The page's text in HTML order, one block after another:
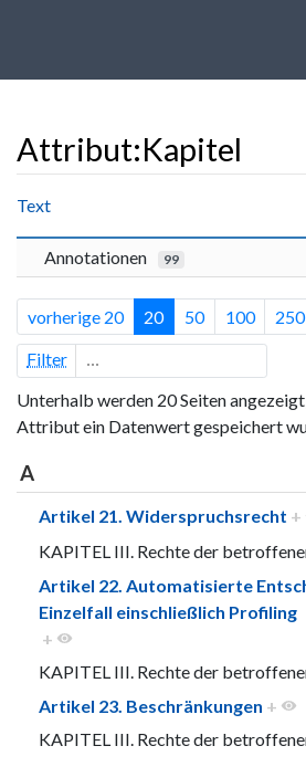
Attribut:Kapitel
Wechseln zu:
Text
Annotationen 99
vorherige 20 20 50 100 250
Filter
Unterhalb werden 20 Seiten
Attribut ein Datenwert gespeichert
A
Artikel 21. Widerspruchsrecht +
KAPITEL III. Rechte der
Artikel 22. Automatisierte
Einzelfall einschließlich Profiling
+
KAPITEL III. Rechte der
Artikel 23. Beschränkungen +
KAPITEL III. Rechte der